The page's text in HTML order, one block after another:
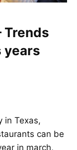
Trends
years
in Texas,
can be
in march,